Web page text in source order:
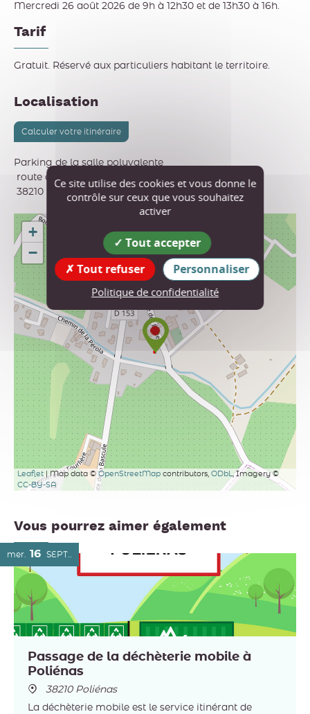
Mercredi 26 août 2026 de 9h à 12h30 et de 13h30 à 16h.
Tarif
Gratuit. Réservé aux particuliers habitant le territoire.
Localisation
Calculer votre itinéraire
Parking de la salle polyvalente
route des écoles
38210
+
−
Leaflet | Map data ©OpenStreetMap contributors, ODbL , Imagery ©
CC-BY-SA
Vous pourrez aimer également
mer. 16 SEPT.
Passage de la déchèterie mobile à
Poliénas
38210 Poliénas
La déchèterie mobile est le service itinérant de
Ce site utilise des cookies et vous donne le
contrôle sur ceux que vous souhaitez
activer
Tout accepter
Tout refuser
Personnaliser
Politique de confidentialité